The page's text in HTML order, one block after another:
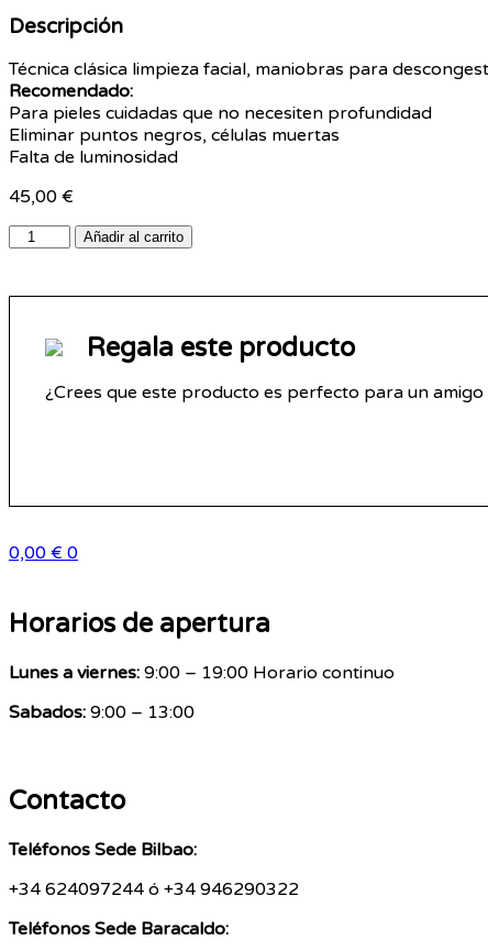
Descripción
Técnica clásica limpieza facial, maniobras para
Recomendado:
Para pieles cuidadas que no necesiten profundidad
Eliminar puntos negros, células muertas
Falta de luminosidad
45,00 €
Añadir al carrito
Regala este producto
¿Crees que este producto es perfecto para un
0,00 € 0
Horarios de apertura
Lunes a viernes: 9:00 – 19:00 Horario continuo
Sabados: 9:00 – 13:00
Contacto
Teléfonos Sede Bilbao:
+34 624097244 ó +34 946290322
Teléfonos Sede Baracaldo: